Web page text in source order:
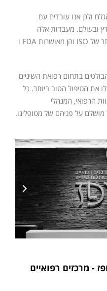
ולכן אנו עובדים עם
ובעולם. מעבדות אלה
מנוהלות בסטנדרטיים מחמירים ביותר של ISO והן מאושרות FDA ו
בתחום רפואת השיניים
את הטיפול הטוב ביותר. כל
הרפואי, המנהלי
מושלם על פניהם של מטופלינו.
- מרכזים רפואיים